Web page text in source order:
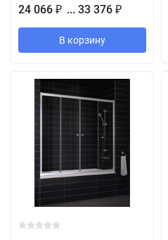
24 066 ₽ ... 33 376 ₽
В корзину